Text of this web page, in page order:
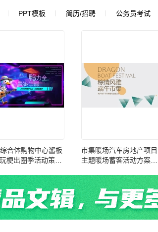
PPT模板 简历/招聘 公务员考试
合体购物中心酱板
梗出圈季活动策划
市集暖场汽车房地产项目
主题暖场蓄客活动方案